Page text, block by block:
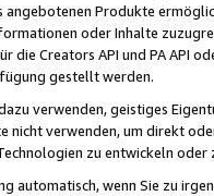
Produkte
oder Inhalte
die Creators API und PA API
gestellt werden.
verwenden, geistiges
nicht verwenden, um direkt
zu entwickeln
automatisch, wenn Sie zu